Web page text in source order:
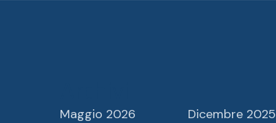
Maggio 2026
Dicembre 2025